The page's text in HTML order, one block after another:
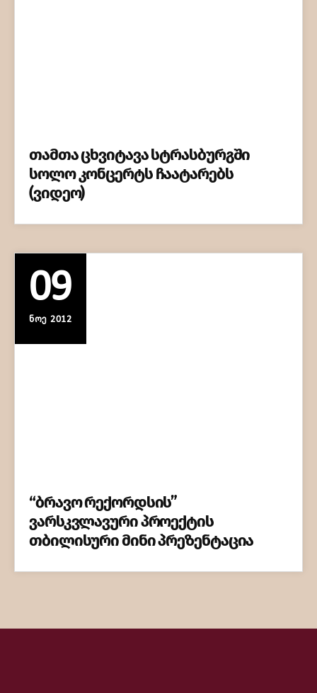
თამთა ცხვიტავა სტრასბურგში
სოლო კონცერტს ჩაატარებს
(ვიდეო)
09
ᲜᲝᲔ 2012
“ბრავო რექორდსის”
ვარსკვლავური პროექტის
თბილისური მინი პრეზენტაცია